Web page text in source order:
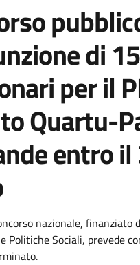
di 15
per il
Quartu-
entro il
della notizia
nazionale, finanziato
Politiche Sociali, prevede